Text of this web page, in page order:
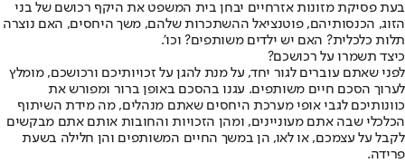
בעת פסיקת מזונות אזרחיים יבחן בית המשפט את היקף רכושם של בני
הזוג, הכנסותיהם, פוטנציאל ההשתכרות שלהם, משך היחסים, האם נוצרה
תלות כלכלית? האם יש ילדים משותפים? וכו'.
כיצד תשמרו על רכושכם?
לפני שאתם עוברים לגור יחד, על מנת להגן על זכויותיכם ורכושכם, מומלץ
לערוך הסכם חיים משותפים. עגנו בהסכם באופן ברור ומפורש את
כוונותיכם לגבי אופי מערכת היחסים שאתם מנהלים, מה מידת השיתוף
הכלכלי שבה אתם מעוניינים, ומהן הזכויות והחובות אותם אתם מבקשים
לקבל על עצמכם, או לאו, הן במשך החיים המשותפים והן חלילה בשעת
פרידה.